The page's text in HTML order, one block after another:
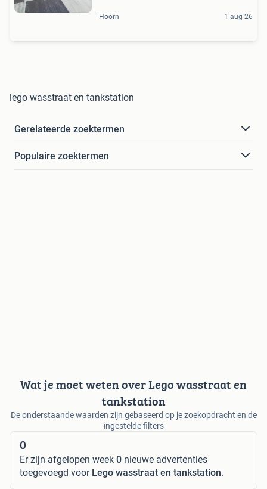
Hoorn 1 aug 26
lego wasstraat en tankstation
Gerelateerde zoektermen
Populaire zoektermen
Wat je moet weten over Lego wasstraat en
tankstation
De onderstaande waarden zijn gebaseerd op je zoekopdracht en de
ingestelde filters
0
Er zijn afgelopen week 0 nieuwe advertenties
toegevoegd voor Lego wasstraat en tankstation.